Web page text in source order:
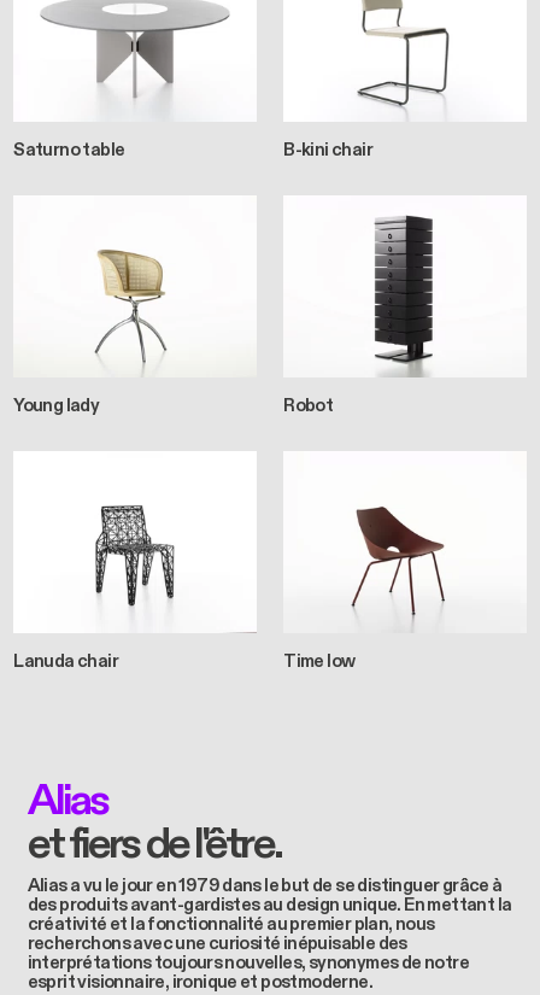
Saturno table B-kini chair
Young lady Robot
Lanuda chair Time low
Alias
et fiers de l'être.
Alias a vu le jour en 1979 dans le but de se distinguer grâce à
des produits avant-gardistes au design unique. En mettant la
créativité et la fonctionnalité au premier plan, nous
recherchons avec une curiosité inépuisable des
interprétations toujours nouvelles, synonymes de notre
esprit visionnaire, ironique et postmoderne.